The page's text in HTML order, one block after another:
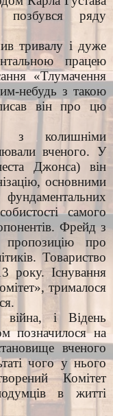
позбувся ряду
тривалу і дуже
працею
«Тлумачення
небудь з такою
він про цю
з колишніми
вченого. У
Джонса) він
основними
самого
Фрейд з
пропозицію про
Товариство
року. Існування
трималося
війна, і Відень
позначилося на
вченого
чого у нього
Комітет
в житті